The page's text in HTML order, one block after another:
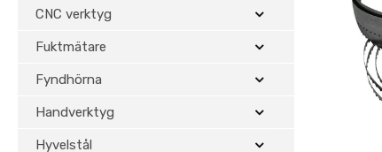
CNC verktyg
Fuktmätare
Fyndhörna
Handverktyg
Hyvelstål